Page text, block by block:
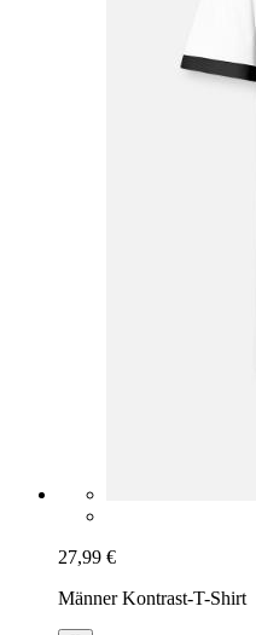
27,99 €
Männer Kontrast-T-Shirt